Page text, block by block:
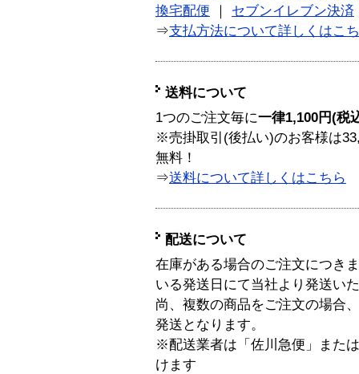
換宅配便
セブンイレブン決済
⇒支払方法について詳しくはこ
送料について
1つのご注文毎に一律1,100円(税
※売掛取引(後払い)のお客様は
無料！
⇒送料について詳しくはこちら
配送について
在庫がある場合のご注文につき
いる発送日にて当社より発送い
尚、複数の商品をご注文の場合
発送となります。
※配送業者は「佐川急便」また
けます